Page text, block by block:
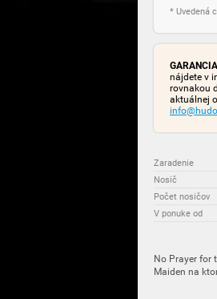
* Uvedená
nájdete v
rovnakou
aktuálnej
Zaradenie
Nosič
Počet nosičov
V ponuke od
No Prayer for
Maiden na